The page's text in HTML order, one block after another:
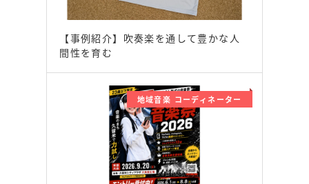
【事例紹介】吹奏楽を通して豊かな人
間性を育む
地域音楽 コーディネーター